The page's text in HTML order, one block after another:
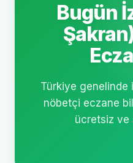
Bugün
Türkiye genelinde
nöbetçi eczane
ücretsiz ve